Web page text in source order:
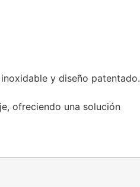
y diseño patentado.
ofreciendo una solución